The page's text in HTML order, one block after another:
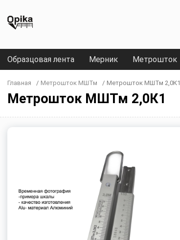
Образцовая лента Мерник Метрошток
Главная / Метрошток МШТм / Метрошток МШТм 2,0К1
Метрошток МШТм 2,0К1